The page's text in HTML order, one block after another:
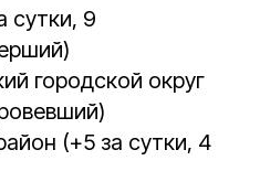
сутки, 9
городской округ
(+5 за сутки, 4